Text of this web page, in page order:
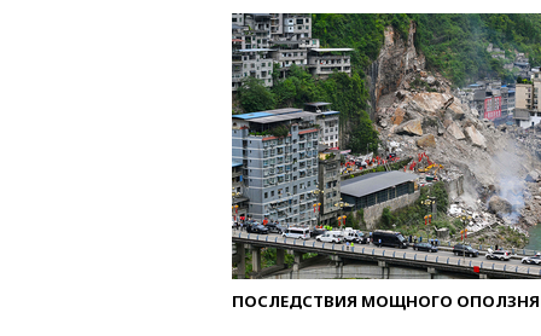
ПОСЛЕДСТВИЯ МОЩНОГО ОПОЛЗНЯ